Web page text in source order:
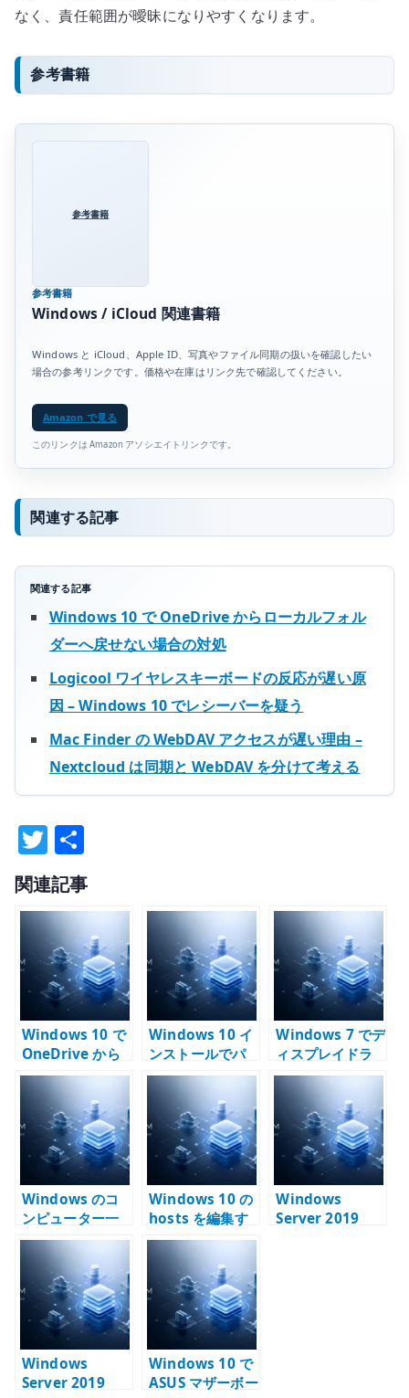
なく、責任範囲が曖昧になりやすくなります。
参考書籍
参考書籍
参考書籍
Windows / iCloud 関連書籍
Windows と iCloud、Apple ID、写真やファイル同期の扱いを確認したい
場合の参考リンクです。価格や在庫はリンク先で確認してください。
Amazon で見る
このリンクは Amazon アソシエイトリンクです。
関連する記事
関連する記事
Windows 10 で OneDrive からローカルフォル
ダーへ戻せない場合の対処
Logicool ワイヤレスキーボードの反応が遅い原
因 – Windows 10 でレシーバーを疑う
Mac Finder の WebDAV アクセスが遅い理由 –
Nextcloud は同期と WebDAV を分けて考える
T
w
it
te
r
有
関連記事
Windows 10 で
OneDrive から
ローカルフォル
ダーへ戻せない
場合の対処 – リ
ダイレクトエラ
ーを整理する
Windows 10 イ
ンストールでパ
ーティションを
作成できない場
合の確認点 –
USB 接続機器を
外して切り分け
Windows 7 でデ
ィスプレイドラ
イバの応答停止
と回復が出る場
合の確認点 –
Radeon HD
5450 と古い自作
PC の切り分け
Windows のコ
ンピューター一
覧と WINS の関
係 – NetBIOS 名
と DNS を分けて
考える
Windows 10 の
hosts を編集す
る方法 – 名前解
決を一時的に固
定する確認手順
Windows
Server 2019
Windows
Server 2019
Windows 10 で
ASUS マザーボー